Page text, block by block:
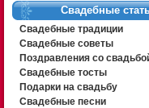
Свадебные
Свадебные традиции
Свадебные советы
Поздравления со
Свадебные тосты
Подарки на свадьбу
Свадебные песни